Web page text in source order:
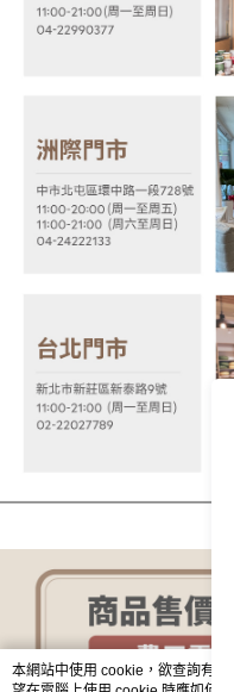
【注意事項】
1.本服務係由「台灣大哥大股
用戶於交易時，得透過本服務
2.基於同意付款使用「大哥付
資料（包含姓名、電話或地址
由本公司與您本人進行分期帳
3.完整用戶服務條款，請詳閱以
３．收到繳費通知簡訊後14天
ATM／網路銀行／等多元方式
※ 請注意：結帳手續完成當下
購買商品的店家。未經商家同
※ 交易是否成功請以「AFTEE
是否繳費成功／繳費後需取消
客戶支援中心」
https://
【注意事項】
１．透過由恩沛科技股份有限
易，需依本服務之必要範圍內
權轉讓予恩沛科技股份有限公司
２．關於個人資料處理事宜，
３．未成年的使用者請事先徵
「AFTEE先享後付」，若未經
４．使用「AFTEE先享後付」
時審查核予不同之上限額度；
５．嚴禁一人註冊多個帳號或
恩沛科技股份有限公司將有權
本網站中使用 cookie，欲查詢有關